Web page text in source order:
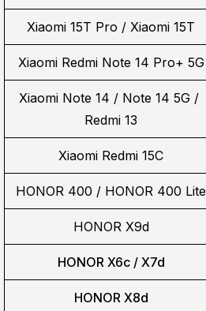
Xiaomi 15T Pro / Xiaomi 15T
Xiaomi Redmi Note 14 Pro+ 5G
Xiaomi Note 14 / Note 14 5G /
Redmi 13
Xiaomi Redmi 15C
HONOR 400 / HONOR 400 Lite
HONOR X9d
HONOR X6c / X7d
HONOR X8d